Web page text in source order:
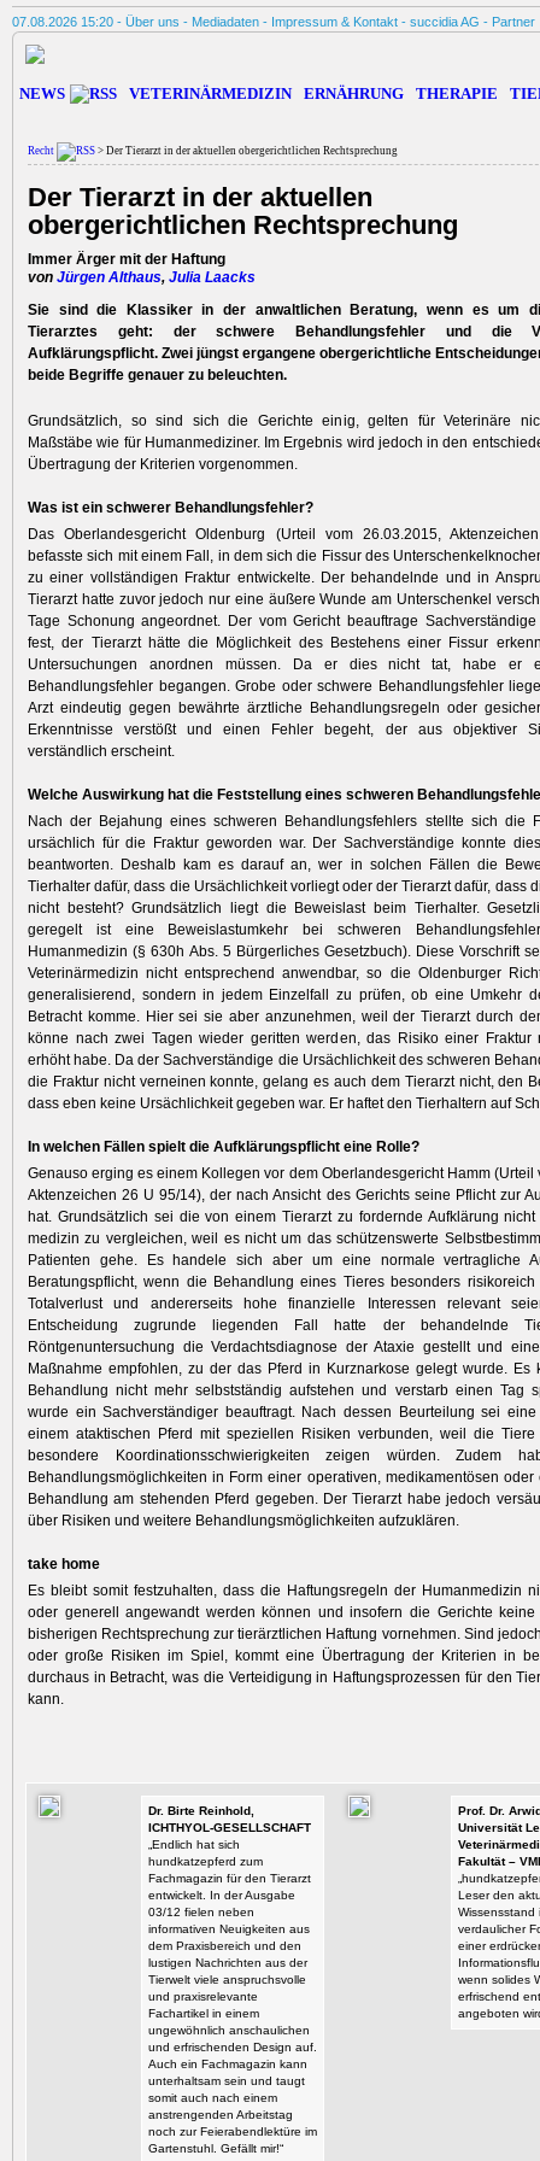
07.08.2026 15:20 - Über uns - Mediadaten - Impressum & Kontakt - succidia AG - Partner
NEWS VETERINÄRMEDIZIN ERNÄHRUNG THERAPIE
Recht > Der Tierarzt in der aktuellen obergerichtlichen Rechtsprechung
Der Tierarzt in der aktuellen
obergerichtlichen Rechtsprechung
Immer Ärger mit der Haftung
von Jürgen Althaus, Julia Laacks
Sie sind die Klassiker in der anwaltlichen Beratung, wenn es um
Tierarztes geht: der schwere Behandlungsfehler und die
Aufklärungspflicht. Zwei jüngst ergangene obergerichtliche
beide Begriffe genauer zu beleuchten.
Grundsätzlich, so sind sich die Gerichte einig, gelten für Veterinäre
Maßstäbe wie für Humanmediziner. Im Ergebnis wird jedoch in den
Übertragung der Kriterien vorgenommen.
Was ist ein schwerer Behandlungsfehler?
Das Oberlandesgericht Oldenburg (Urteil vom 26.03.2015,
befasste sich mit einem Fall, in dem sich die Fissur des
zu einer vollständigen Fraktur entwickelte. Der behandelnde und in
Tierarzt hatte zuvor jedoch nur eine äußere Wunde am Unterschenkel
Tage Schonung angeordnet. Der vom Gericht beauftrage
fest, der Tierarzt hätte die Möglichkeit des Bestehens einer Fissur
Untersuchungen anordnen müssen. Da er dies nicht tat, habe er
Behandlungsfehler begangen. Grobe oder schwere Behandlungsfehler
Arzt eindeutig gegen bewährte ärztliche Behandlungsregeln oder
Erkenntnisse verstößt und einen Fehler begeht, der aus objektiver
verständlich erscheint.
Welche Auswirkung hat die Feststellung eines schweren
Nach der Bejahung eines schweren Behandlungsfehlers stellte sich die
ursächlich für die Fraktur geworden war. Der Sachverständige konnte
beantworten. Deshalb kam es darauf an, wer in solchen Fällen die
Tierhalter dafür, dass die Ursächlichkeit vorliegt oder der Tierarzt dafür, dass
nicht besteht? Grundsätzlich liegt die Beweislast beim Tierhalter.
geregelt ist eine Beweislastumkehr bei schweren
Humanmedizin (§ 630h Abs. 5 Bürgerliches Gesetzbuch). Diese Vorschrift
Veterinärmedizin nicht entsprechend anwendbar, so die Oldenburger
generalisierend, sondern in jedem Einzelfall zu prüfen, ob eine Umkehr
Betracht komme. Hier sei sie aber anzunehmen, weil der Tierarzt durch
könne nach zwei Tagen wieder geritten werden, das Risiko einer Fraktur
erhöht habe. Da der Sachverständige die Ursächlichkeit des schweren
die Fraktur nicht verneinen konnte, gelang es auch dem Tierarzt nicht, den
dass eben keine Ursächlichkeit gegeben war. Er haftet den Tierhaltern auf
In welchen Fällen spielt die Aufklärungspflicht eine Rolle?
Genauso erging es einem Kollegen vor dem Oberlandesgericht Hamm (Urteil
Aktenzeichen 26 U 95/14), der nach Ansicht des Gerichts seine Pflicht zur
hat. Grundsätzlich sei die von einem Tierarzt zu fordernde Aufklärung
medizin zu vergleichen, weil es nicht um das schützenswerte
Patienten gehe. Es handele sich aber um eine normale vertragliche
Beratungspflicht, wenn die Behandlung eines Tieres besonders
Totalverlust und andererseits hohe finanzielle Interessen relevant
Entscheidung zugrunde liegenden Fall hatte der behandelnde
Röntgenuntersuchung die Verdachtsdiagnose der Ataxie gestellt und
Maßnahme empfohlen, zu der das Pferd in Kurznarkose gelegt wurde. Es
Behandlung nicht mehr selbstständig aufstehen und verstarb einen Tag
wurde ein Sachverständiger beauftragt. Nach dessen Beurteilung sei
einem ataktischen Pferd mit spe­ziellen Risiken verbunden, weil die Tiere
besondere Koordinationsschwierigkeiten zeigen würden. Zudem
Behandlungsmöglichkeiten in Form einer operativen, medikamentösen oder
Behandlung am stehenden Pferd gegeben. Der Tierarzt habe jedoch
über Risiken und weitere Behandlungsmöglichkeiten aufzuklären.
take home
Es bleibt somit festzuhalten, dass die Haftungsregeln der Humanmedizin
oder generell angewandt werden können und insofern die Gerichte
bisherigen Rechtsprechung zur tierärztlichen Haftung vornehmen. Sind
oder große Risiken im Spiel, kommt eine Übertragung der Kriterien in
durchaus in Betracht, was die Vertei­digung in Haftungsprozessen für den
kann.
Dr. Birte Reinhold,
ICHTHYOL-GESELLSCHAFT
„Endlich hat sich
hundkatzepferd zum
Fachmagazin für den Tierarzt
entwickelt. In der Ausgabe
03/12 fielen neben
informativen Neuigkeiten aus
dem Praxisbereich und den
lustigen Nachrichten aus der
Tierwelt viele anspruchsvolle
und praxisrelevante
Fachartikel in einem
ungewöhnlich anschaulichen
und erfrischenden Design auf.
Auch ein Fachmagazin kann
unterhaltsam sein und taugt
somit auch nach einem
anstrengenden Arbeitstag
noch zur Feierabendlektüre im
Gartenstuhl. Gefällt mir!“
Prof. Dr.
Universität
Fakultät –
Leser den
Wissensstand
verdaulicher
einer
wenn solides
erfrischend
angeboten